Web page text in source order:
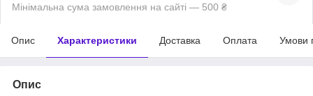
Мінімальна сума замовлення на сайті — 500 ₴
Опис Характеристики Доставка Оплата Умови
Опис